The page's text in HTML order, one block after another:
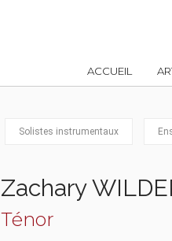
ACCUEIL
Solistes instrumentaux
Zachary
Ténor